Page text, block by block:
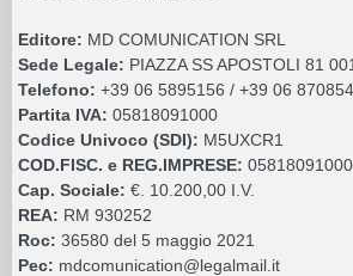
Editore: MD COMUNICATION SRL
Sede Legale: PIAZZA SS APOSTOLI 81
Telefono: +39 06 5895156 / +39 06
Partita IVA: 05818091000
Codice Univoco (SDI): M5UXCR1
COD.FISC. e REG.IMPRESE: 05818091000
Cap. Sociale: €. 10.200,00 I.V.
REA: RM 930252
Roc: 36580 del 5 maggio 2021
Pec: mdcomunication@legalmail.it